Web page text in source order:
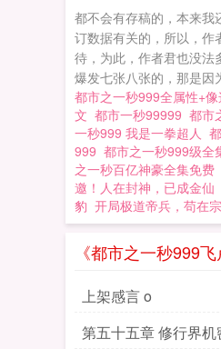
都不会有存稿的，本来我
订数据有关的，所以，作
待，为此，作者君也没法
爆发七张八张的，那是因
都市之一秒999全属性+
文 都市一秒99999 都市
一秒999 我是一拳超人
999 都市之一秒999级全
之一秒百亿神豪全集免费
邀！人在封神，已成金仙
豹 开局极道帝兵，苟在
《都市之一秒999
上架感言 o
第五十五章 修行界机